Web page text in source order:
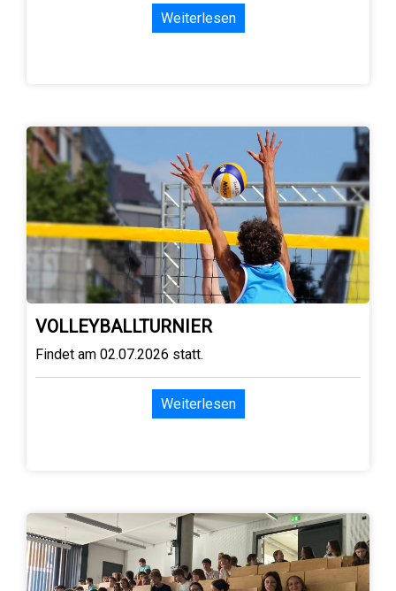
Weiterlesen
VOLLEYBALLTURNIER
Findet am 02.07.2026 statt.
Weiterlesen